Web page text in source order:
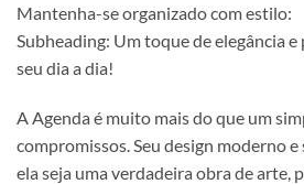
Mantenha-se organizado com estilo:
Subheading: Um toque de elegância
seu dia a dia!
A Agenda é muito mais do que um
compromissos. Seu design moderno
ela seja uma verdadeira obra de arte,